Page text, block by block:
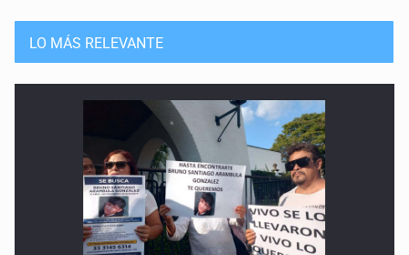
La gestión de la administración o la gestión del partido
28 de Abril de 2026
Entre reacomodos electorales y la administración pública
21 de Abril de 2026
Narrativa contra confianza y certidumbre
14 de Abril de 2026
LO MÁS RELEVANTE